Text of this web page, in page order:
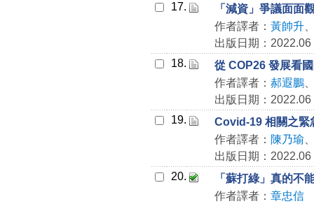
17.
「減資」爭議面面
作者譯者： 黃帥升
出版日期：2022.06
18.
從 COP26 發展看
作者譯者： 郝遐鵬
出版日期：2022.06
19.
Covid-19 相關之緊
作者譯者： 陳乃瑜
出版日期：2022.06
20.
「蘇打綠」真的不
作者譯者： 章忠信